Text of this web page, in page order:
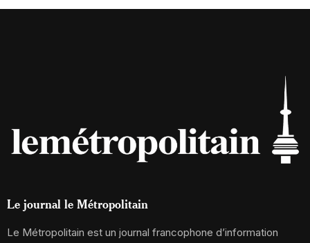
Le journal le Métropolitain
Le Métropolitain est un journal francophone d’information